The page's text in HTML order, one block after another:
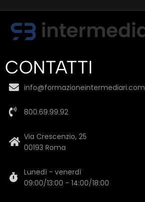
CONTATTI
info@formazioneintermediari.com
800.69.99.92
Via Crescenzio, 25
00193 Roma
Lunedì - venerdì
09:00/13:00 - 14:00/18:00